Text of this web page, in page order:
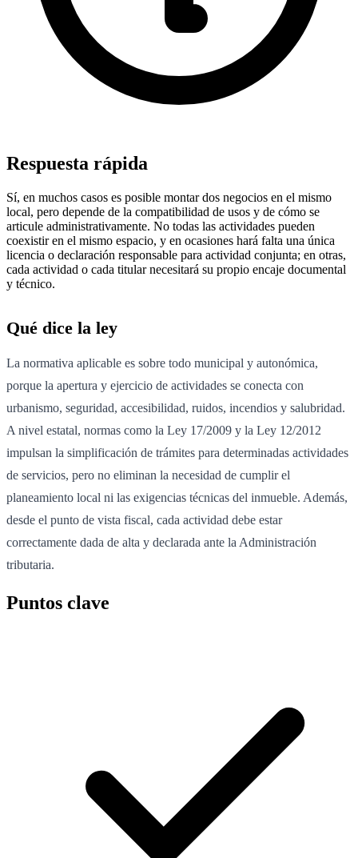
Respuesta rápida
Sí, en muchos casos es posible montar dos negocios en el mismo
local, pero depende de la compatibilidad de usos y de cómo se
articule administrativamente. No todas las actividades pueden
coexistir en el mismo espacio, y en ocasiones hará falta una única
licencia o declaración responsable para actividad conjunta; en otras,
cada actividad o cada titular necesitará su propio encaje documental
y técnico.
Qué dice la ley
La normativa aplicable es sobre todo municipal y autonómica,
porque la apertura y ejercicio de actividades se conecta con
urbanismo, seguridad, accesibilidad, ruidos, incendios y salubridad.
A nivel estatal, normas como la Ley 17/2009 y la Ley 12/2012
impulsan la simplificación de trámites para determinadas actividades
de servicios, pero no eliminan la necesidad de cumplir el
planeamiento local ni las exigencias técnicas del inmueble. Además,
desde el punto de vista fiscal, cada actividad debe estar
correctamente dada de alta y declarada ante la Administración
tributaria.
Puntos clave